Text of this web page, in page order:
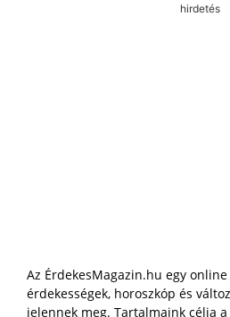
hirdetés
Az ÉrdekesMagazin.hu egy
érdekességek, horoszkóp és
jelennek meg. Tartalmaink célja